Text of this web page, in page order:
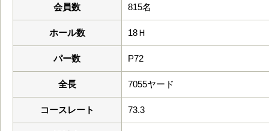
会員数 815名
ホール数 18Ｈ
パー数 P72
全長 7055ヤード
コースレート 73.3